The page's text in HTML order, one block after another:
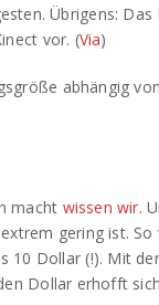
Übrigens:
vor. (Via)
macht wissen wir.
gering ist.
10 Dollar (!). Mit
Dollar erhofft